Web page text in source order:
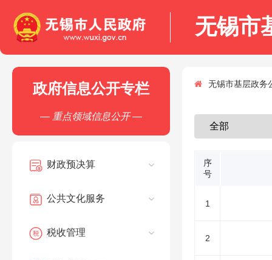
无锡市
政府信息公开专栏
— 重点领域信息公开 —
财政预决算
公共文化服务
税收管理
无锡市基层政务
序
号
1
2